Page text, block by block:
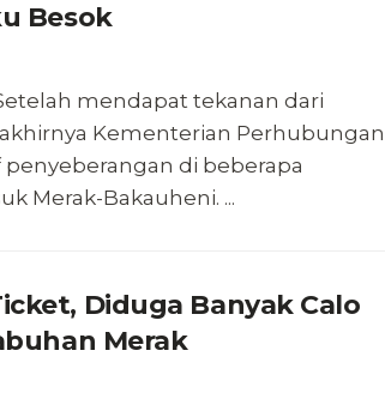
Besok
mendapat tekanan dari
Kementerian Perhubungan
di beberapa
Merak-Bakauheni. ...
Diduga Banyak Calo
Merak